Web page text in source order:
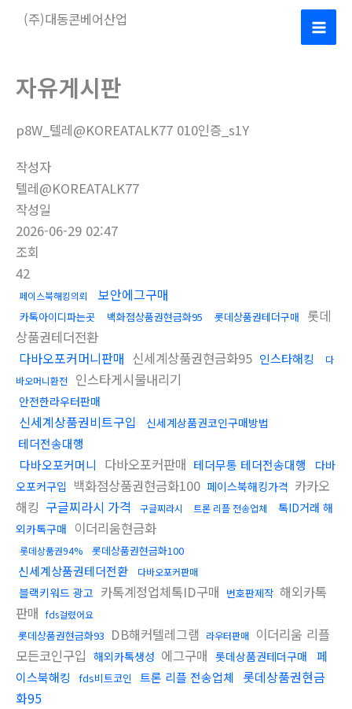
(주)대동콘베어산업
Main
자유게시판
p8W_텔레@KOREATALK77 010인증_s1Y
작성자
텔레@KOREATALK77
작성일
2026-06-29 02:47
조회
42
페이스북해킹의뢰 보안에그구매
카톡아이디파는곳 백화점상품권현금화95 롯데상품권테더구매
롯데
상품권테더전환
다바오포커머니판매 신세계상품권현금화95 인스타해킹
다
바오머니환전
인스타게시물내리기
안전한라우터판매
신세계상품권비트구입 신세계상품권코인구매방법
테더전송대행
다바오포커머니
다바오포커판매 테더무통 테더전송대행
다바
오포커구입 백화점상품권현금화100 페이스북해킹가격 카카오
해킹 구글찌라시 가격 구글찌라시 트론 리플 전송업체
톡ID거래 해
외카톡구매 이더리움현금화
롯데상품권94% 롯데상품권현금화100
신세계상품권테더전환 다바오포커판매
블랙키워드 광고 카톡계정업체톡ID구매 번호판제작 해외카톡
판매 fds걸렸어요
롯데상품권현금화93 DB해커텔레그램 라우터판매 이더리움 리플
모든코인구입 해외카톡생성 에그구매 롯데상품권테더구매
페
이스북해킹
fds비트코인 트론 리플 전송업체
롯데상품권현금
화95